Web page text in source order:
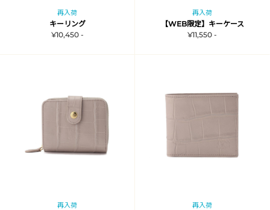
再入荷
キーリング
¥10,450 -
再入荷
【WEB限定】キーケース
¥11,550 -
再入荷 再入荷